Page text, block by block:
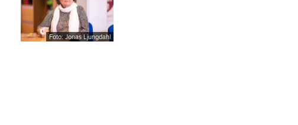
Foto: Jonas Ljungdahl